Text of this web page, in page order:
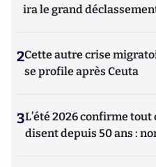
ira le grand
2Cette autre crise
se profile après Ceuta
3L’été 2026 confirme tout
disent depuis 50 ans :